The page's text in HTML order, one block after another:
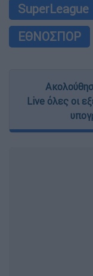
SuperLeague
ΕΘΝΟΣΠΟΡ
Live όλες οι